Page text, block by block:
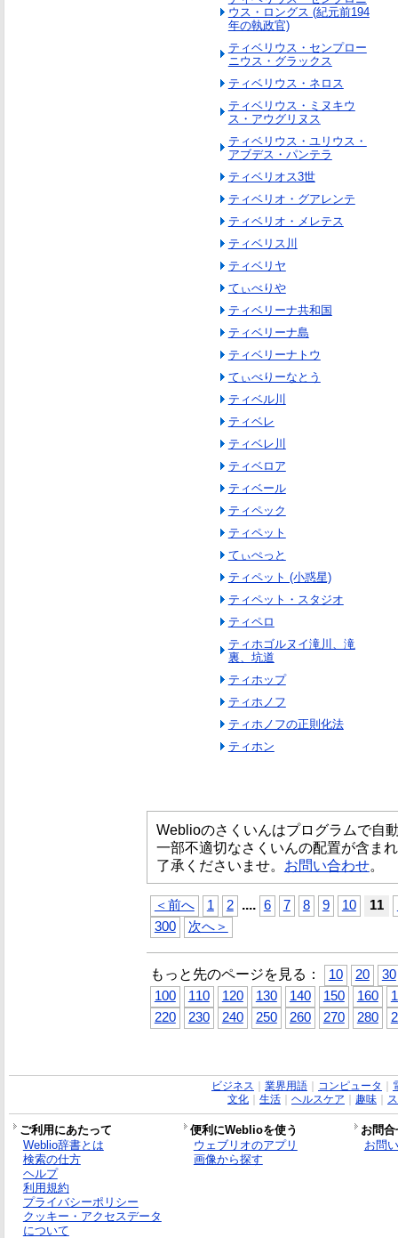
ウス・ロングス (紀元前194
年の執政官)
ティベリウス・センプロー
ニウス・グラックス
ティベリウス・ネロス
ティベリウス・ミヌキウ
ス・アウグリヌス
ティベリウス・ユリウス・
アブデス・パンテラ
ティベリオス3世
ティベリオ・グアレンテ
ティベリオ・メレテス
ティベリス川
ティベリヤ
てぃべりや
ティベリーナ共和国
ティベリーナ島
ティベリーナトウ
てぃべりーなとう
ティベル川
ティベレ
ティベレ川
ティベロア
ティベール
ティペック
ティペット
てぃぺっと
ティペット (小惑星)
ティペット・スタジオ
ティペロ
ティホゴルヌイ滝川、滝
裏、坑道
ティホップ
ティホノフ
ティホノフの正則化法
ティホン
Weblioのさくいんはプログラムで自
一部不適切なさくいんの配置が含ま
了承くださいませ。 お問い合わせ。
＜前へ 1 2 .... 6 7 8 9 10 11
300
次へ＞
もっと先のページを見る： 10 20
30
100
110 120 130 140 150 160
220
230 240 250 260 270 280
ビジネス 業界用語｜ コンピュータ
文化｜ 生活｜ ヘルスケア 趣味｜
ご利用にあたって 便利にWeblioを使う
お問
Weblio辞書とは
検索の仕方
ヘルプ
利用規約
プライバシーポリシー
クッキー・アクセスデータ
について
ウェブリオのアプリ
画像から探す
お問